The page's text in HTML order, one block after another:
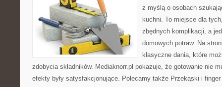
z myślą o osobach
kuchni. To miejsce dla
zbędnych komplikacji, a
domowych potraw. Na
klasyczne dania, które
zdobycia składników. Mediaknorr.pl pokazuje, że gotowanie nie
efekty były satysfakcjonujące. Polecamy także Przekąski i